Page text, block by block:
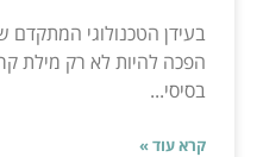
בעידן הטכנולוגי
הפכה להיות לא רק מילת
בסיסי...
קרא עוד »